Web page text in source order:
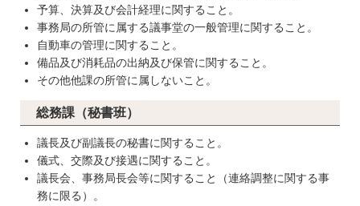
予算、決算及び会計経理に関すること。
事務局の所管に属する議事堂の一般管理に関すること。
自動車の管理に関すること。
備品及び消耗品の出納及び保管に関すること。
その他他課の所管に属しないこと。
総務課（秘書班）
議長及び副議長の秘書に関すること。
儀式、交際及び接遇に関すること。
議長会、事務局長会等に関すること（連絡調整に関する事
務に限る）。